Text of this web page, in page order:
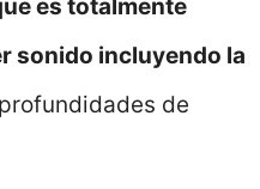
es totalmente
sonido incluyendo la
de